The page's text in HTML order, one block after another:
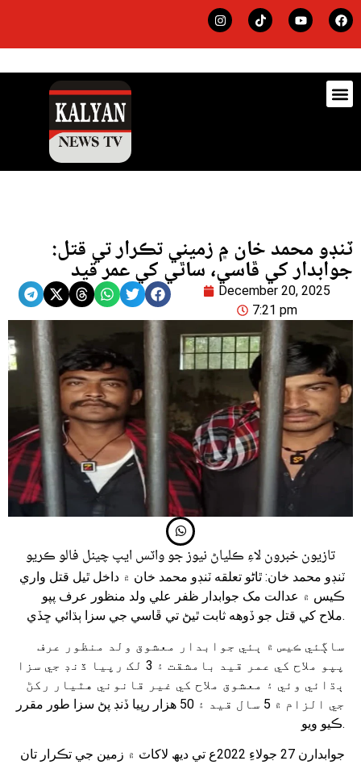
ٽنڊو محمد خان ۾ زميني تڪرار تي قتل:
جوابدار کي ڦاسي، ساٿي کي عمر قيد
December 20, 2025
7:21 pm
تازيون خبرون لاءِ ڪلياڻ نيوز جو واٽس ايپ چينل فالو ڪريو
ٽنڊو محمد خان: ٿاڻو تعلقه ٽنڊو محمد خان ۾ داخل ٿيل قتل واري
ڪيس ۾ عدالت مک جوابدار ظفر علي ولد منظور عرف پپو
ملاح کي قتل جو ڏوهه ثابت ٿيڻ تي ڦاسي جي سزا ٻڌائي ڇڏي.
ساڳئي ڪيس ۾ ٻئي جوابدار معشوق ولد منظور عرف
پپو ملاح کي عمر قيد بامشقت ۽ 3 لک رپيا ڏنڊ جي سزا
ٻڌائي وئي ۽ معشوق ملاح کي غير قانوني هٿيار رکڻ
جي الزام ۾ 5 سال قيد ۽ 50 هزار رپيا ڏنڊ پڻ سزا طور مقرر
ڪيو ويو.
جوابدارن 27 جولاءِ 2022ع تي ديھ لاکاٽ ۾ زمين جي تڪرار تان